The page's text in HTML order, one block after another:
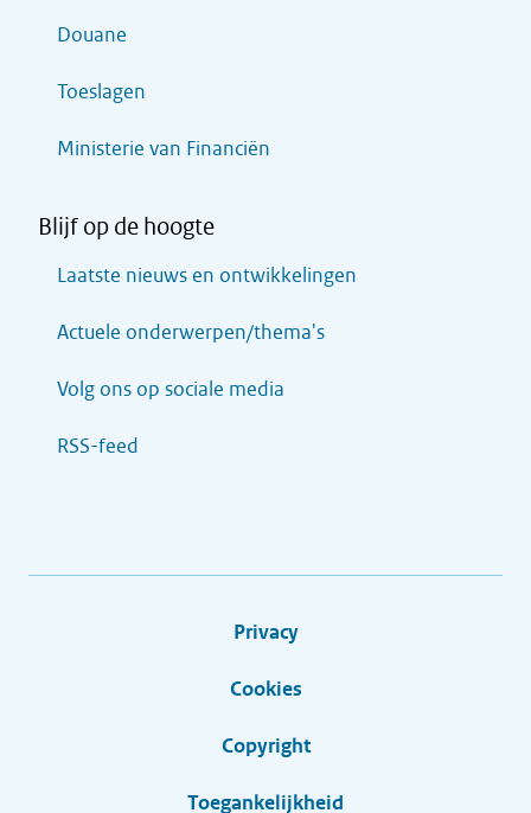
Douane
Toeslagen
Ministerie van Financiën
Blijf op de hoogte
Laatste nieuws en ontwikkelingen
Actuele onderwerpen/thema's
Volg ons op sociale media
RSS-feed
Privacy
Cookies
Copyright
Toegankelijkheid